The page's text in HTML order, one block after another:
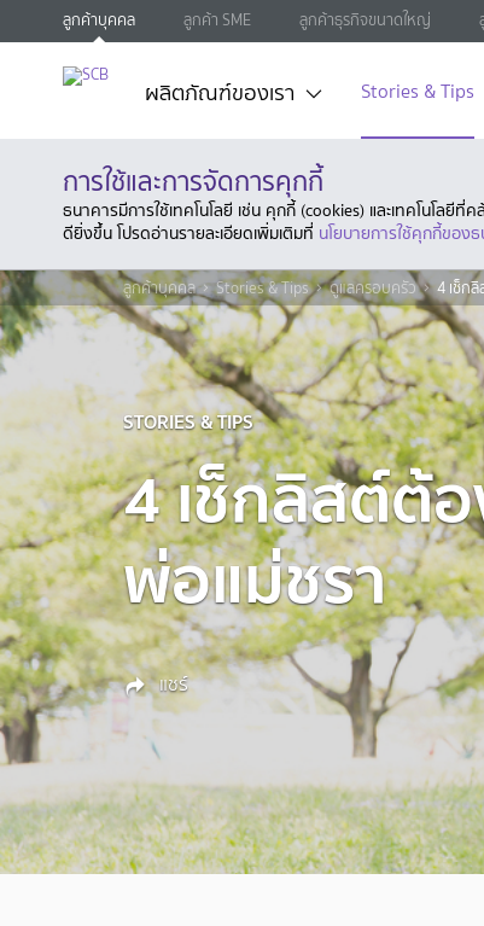
ลูกค้าบุคคล ลูกค้า SME ลูกค้าธุรกิจขนาดใหญ่
ผลิตภัณฑ์ของเรา Stories & Tips
การใช้และการจัดการคุกกี้
ธนาคารมีการใช้เทคโนโลยี เช่น คุกกี้ (cookies) และเทคโนโลยี
ดียิ่งขึ้น โปรดอ่านรายละเอียดเพิ่มเติมที่ นโยบายการใช้คุกกี้ของ
ลูกค้าบุคคล Stories & Tips ดูแลครอบครัว 4 เช็ก
STORIES & TIPS
4 เช็กลิสต์ต้
พ่อแม่ชรา
แชร์